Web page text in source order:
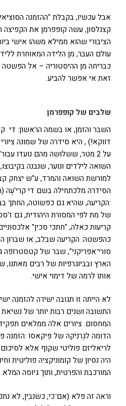
אבל עכשיו, בקבלת "ההזמנה
קצנלסון, עשה קופפרמן את
הציבורי שהוא ממילא משהו אישי
עולם העבר, מן הלידה המאוחרת
כבריחה מן ההיסטוריה – אל
זאת אי אפשר להביע.
שלבים של קופפרמן
השבר והזמן, או בשמה הראשון: די
על 2 מטר, ששלושה מהם נועדו
השואה לילדים ונוער, שנבנה
הסידרה מלכתחילה בשם די קרי'עֶה
:הקריעה, שהיא גם כפשוטה, החתך
של מת לפי המסורת היהודית, גם
קריעות כאלה, "חתכי סכין"
כהפשטה: הקריעה שבלב, או שברון
סורי־אפריקני", שבר של קטסטרופה
הארץ ובביוגרפיות של רבים מאתנו,
אותו לרמה של דימוי אישי.
לא הייתה זו תגובה ישירה להזמנה
התשובה ושנים רבות יותר של
המחסום. ציורים אלה ממלאים
הדומה לגֶרנִיקה של פִּיקאסוֹ :הזמנה
לריאליזם פוליטי שקוף אלא לסיכום
היה נסיון של קומוניקציה פוליטית
המורכבת והפרטית, ותוך גיוסה המלא.
וראה זה פלא (אם־כי, כשנבין, לא